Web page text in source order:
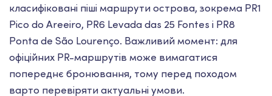
класифіковані піші маршрути острова, зокрема PR1
Pico do Areeiro, PR6 Levada das 25 Fontes і PR8
Ponta de São Lourenço. Важливий момент: для
офіційних PR-маршрутів може вимагатися
попереднє бронювання, тому перед походом
варто перевіряти актуальні умови.